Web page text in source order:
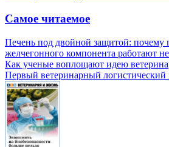
Самое читаемое
Печень под двойной защитой: почему
желчегонного компонента работают
Как ученые воплощают идею
Первый ветеринарный логистический